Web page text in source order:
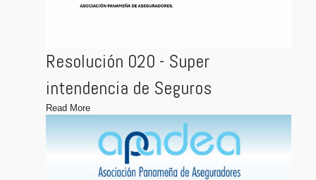
Resolución 020 - Super
intendencia de Seguros
Read More